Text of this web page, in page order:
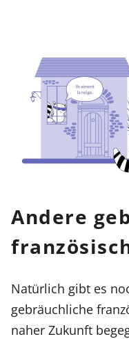
Andere
Natürlich gibt es
gebräuchliche
naher Zukunft